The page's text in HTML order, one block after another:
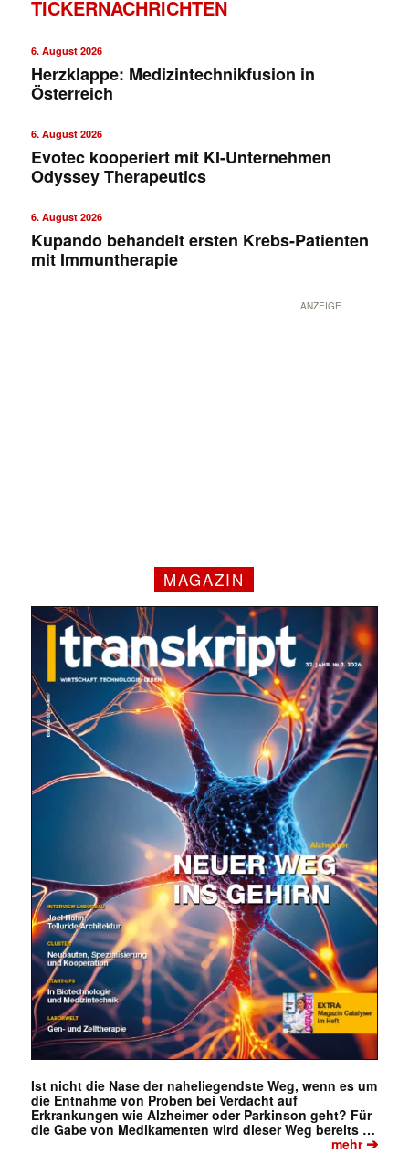
TICKERNACHRICHTEN
6. August 2026
Herzklappe: Medizintechnikfusion in
Österreich
6. August 2026
Evotec kooperiert mit KI-Unternehmen
Odyssey Therapeutics
6. August 2026
Kupando behandelt ersten Krebs-Patienten
mit Immuntherapie
ANZEIGE
MAGAZIN
Ist nicht die Nase der naheliegendste Weg, wenn es um
die Entnahme von Proben bei Verdacht auf
Erkrankungen wie Alzheimer oder Parkinson geht? Für
die Gabe von Medikamenten wird dieser Weg bereits …
mehr➔